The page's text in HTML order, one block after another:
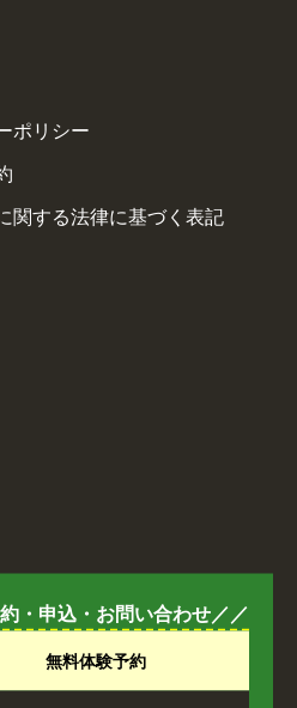
ポリシー
関する法律に基づく表記
・申込・お問い合わせ／／
無料体験予約